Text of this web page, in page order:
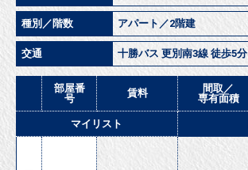
種別／階数 アパート／2階建
交通 十勝バス 更別南3線 徒歩5分
部屋番
号
賃料
間取／
専有面積
マイリスト